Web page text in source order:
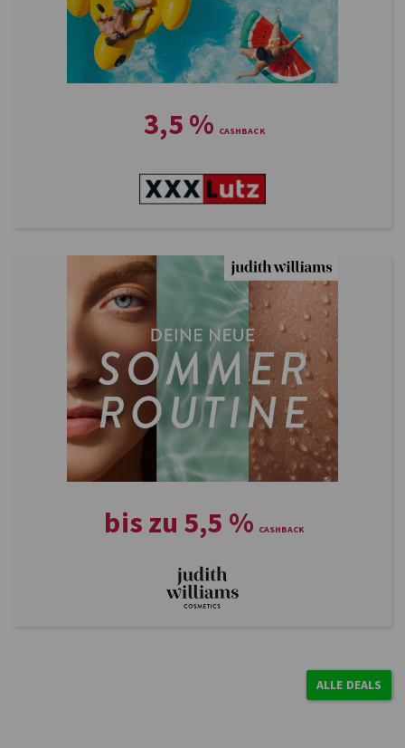
3,5 %
bis zu 5,5 %
ALLE DEALS